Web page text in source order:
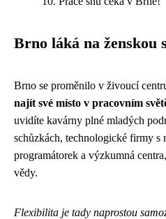
Brno láká na ženskou
Brno se proměnilo v živoucí
najít své místo v pracovním
uvidíte kavárny plné mladých
schůzkách, technologické firmy s
programátorek a výzkumná
vědy.
Flexibilita je tady naprostou